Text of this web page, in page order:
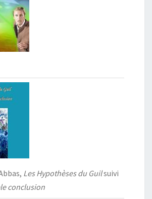
Les Hypothèses du Guilsuivi
conclusion